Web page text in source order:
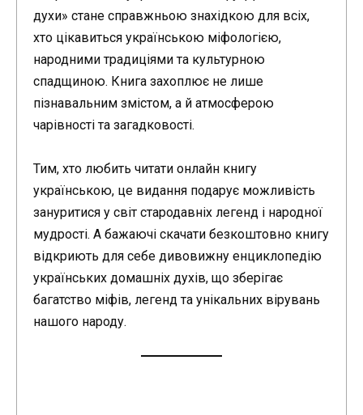
духи» стане справжньою знахідкою для всіх,
хто цікавиться українською міфологією,
народними традиціями та культурною
спадщиною. Книга захоплює не лише
пізнавальним змістом, а й атмосферою
чарівності та загадковості.
Тим, хто любить читати онлайн книгу
українською, це видання подарує можливість
зануритися у світ стародавніх легенд і народної
мудрості. А бажаючі скачати безкоштовно книгу
відкриють для себе дивовижну енциклопедію
українських домашніх духів, що зберігає
багатство міфів, легенд та унікальних вірувань
нашого народу.